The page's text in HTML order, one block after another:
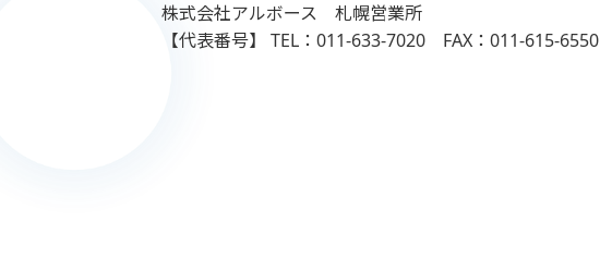
株式会社アルボース 札幌営業所
【代表番号】 TEL：011-633-7020 FAX：011-615-6550